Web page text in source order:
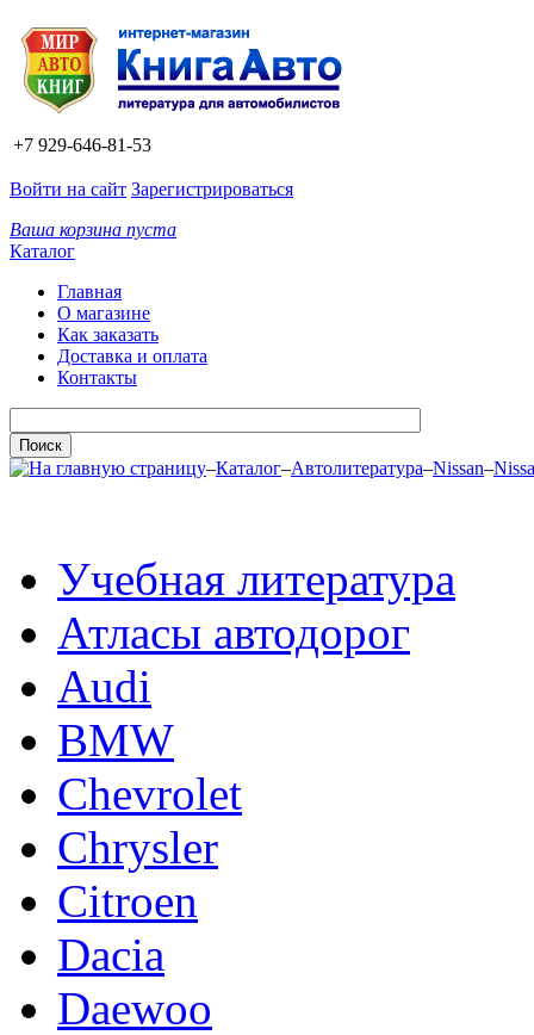
+7 929-646-81-53
Войти на сайт Зарегистрироваться
Ваша корзина пуста
Каталог
Главная
О магазине
Как заказать
Доставка и оплата
Контакты
–Каталог–Автолитература–Nissan–
Учебная литература
Атласы автодорог
Audi
BMW
Chevrolet
Chrysler
Citroen
Dacia
Daewoo